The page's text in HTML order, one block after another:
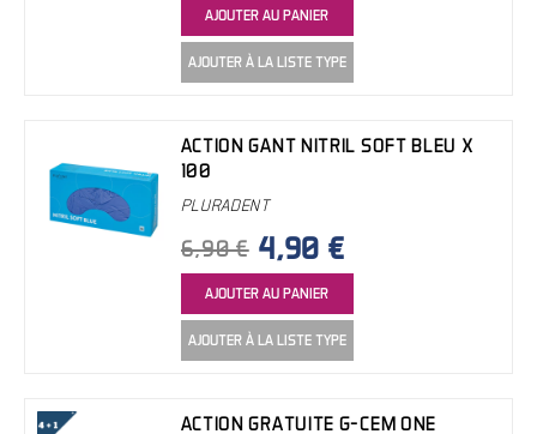
AJOUTER AU PANIER
AJOUTER À LA LISTE TYPE
ACTION GANT NITRIL SOFT BLEU X
100
PLURADENT
6,90 € 4,90 €
AJOUTER AU PANIER
AJOUTER À LA LISTE TYPE
ACTION GRATUITE G-CEM ONE